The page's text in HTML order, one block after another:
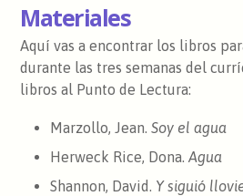
Materiales
Aquí vas a encontrar los libros
durante las tres semanas del
libros al Punto de Lectura:
Marzollo, Jean. Soy el agua
Herweck Rice, Dona. Agua
Shannon, David. Y siguió